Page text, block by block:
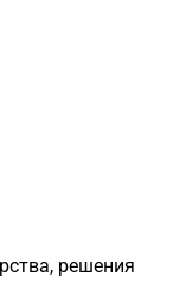
решения